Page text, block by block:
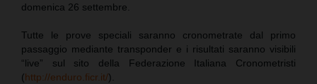
domenica 26 settembre.
Tutte le prove speciali saranno cronometrate dal primo
passaggio mediante transponder e i risultati saranno visibili
“live” sul sito della Federazione Italiana Cronometristi
(http://enduro.ficr.it/).